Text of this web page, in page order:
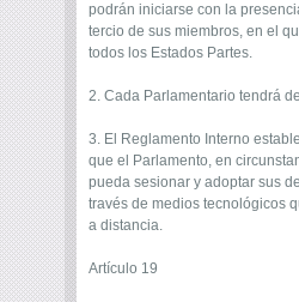
podrán iniciarse con la
tercio de sus miembros, en el
todos los Estados Partes.
2. Cada Parlamentario tendrá
3. El Reglamento Interno
que el Parlamento, en
pueda sesionar y adoptar sus
través de medios tecnológicos
a distancia.
Artículo 19